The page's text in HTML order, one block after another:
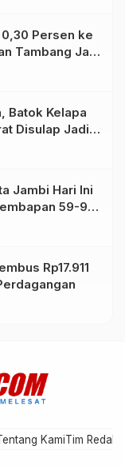
Persen ke
Tambang Jadi
Batok Kelapa
Disulap Jadi
Jambi Hari Ini
59-97
Rp17.911
KamiTim Redaksi